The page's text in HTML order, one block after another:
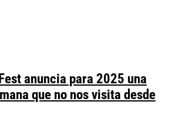
anuncia para 2025 una
que no nos visita desde